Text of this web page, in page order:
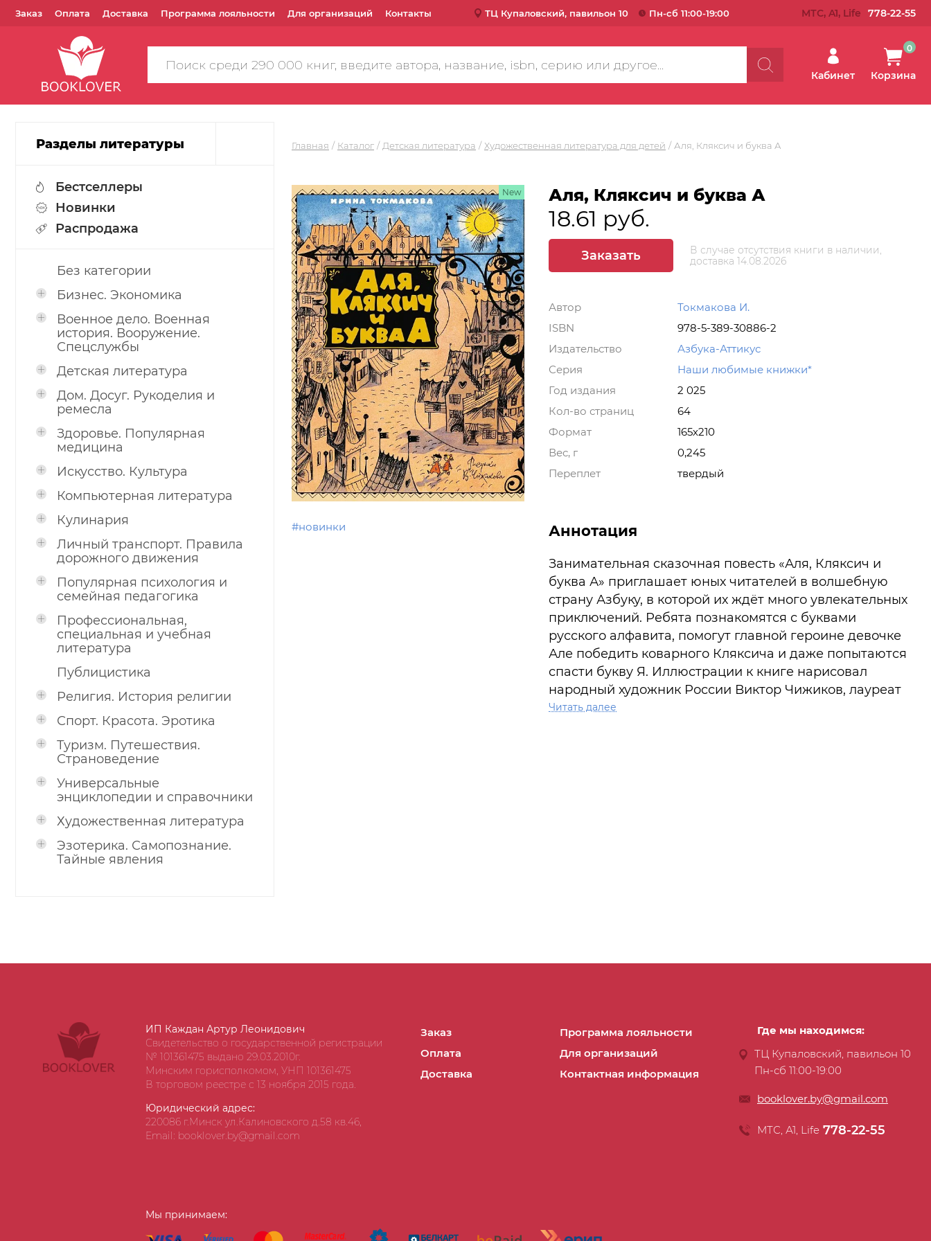
Заказ Оплата Доставка Программа лояльности Для организаций Контакты ТЦ Купаловский, павильон 10 Пн-сб 11:00-19:00 МТС, A1, Life 778-22-55
Поиск
по
Кабинет Корзина
0
Разделы литературы
Бестселлеры
Новинки
Распродажа
Без категории
Бизнес. Экономика
Военное дело. Военная
история. Вооружение.
Спецслужбы
Детская литература
Дом. Досуг. Рукоделия и
ремесла
Здоровье. Популярная
медицина
Искусство. Культура
Компьютерная литература
Кулинария
Личный транспорт. Правила
дорожного движения
Популярная психология и
семейная педагогика
Профессиональная,
специальная и учебная
литература
Публицистика
Религия. История религии
Спорт. Красота. Эротика
Туризм. Путешествия.
Страноведение
Универсальные
энциклопедии и справочники
Художественная литература
Эзотерика. Самопознание.
Тайные явления
Главная Каталог Детская литература Художественная литература для детей Аля, Кляксич и буква А
New
#новинки
Аля, Кляксич и буква А
18.61 руб.
Заказать
В случае отсутствия книги в наличии,
доставка 14.08.2026
Автор
Токмакова И.
ISBN
978-5-389-30886-2
Издательство
Азбука-Аттикус
Серия
Наши любимые книжки*
Год издания
2 025
Кол-во страниц
64
Формат
165х210
Вес, г
0,245
Переплет
твердый
Аннотация
Занимательная сказочная повесть «Аля, Кляксич и
буква А» приглашает юных читателей в волшебную
страну Азбуку, в которой их ждёт много увлекательных
приключений. Ребята познакомятся с буквами
русского алфавита, помогут главной героине девочке
Але победить коварного Кляксича и даже попытаются
спасти букву Я. Иллюстрации к книге нарисовал
народный художник России Виктор Чижиков, лауреат
многочисленных профессиональных конкурсов,
Читать далее
ИП Каждан Артур Леонидович
Свидетельство о государственной регистрации
№ 101361475 выдано 29.03.2010г.
Минским горисполкомом, УНП 101361475
В торговом реестре с 13 ноября 2015 года.
Юридический адрес:
220086 г.Минск ул.Калиновского д.58 кв.46,
Email: booklover.by@gmail.com
Заказ
Оплата
Доставка
Программа лояльности
Для организаций
Контактная информация
Мы принимаем:
Где мы находимся:
ТЦ Купаловский, павильон 10
Пн-сб 11:00-19:00
booklover.by@gmail.com
МТС, А1, Life 778-22-55